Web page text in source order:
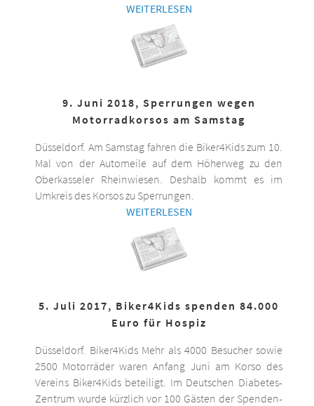
WEITERLESEN
9. Juni 2018, Sperrungen wegen
Motorradkorsos am Samstag
Düsseldorf. Am Samstag fahren die Biker4Kids zum 10.
Mal von der Automeile auf dem Höherweg zu den
Oberkasseler Rheinwiesen. Deshalb kommt es im
Umkreis des Korsos zu Sperrungen.
WEITERLESEN
5. Juli 2017, Biker4Kids spenden 84.000
Euro für Hospiz
Düsseldorf. Biker4Kids Mehr als 4000 Besucher sowie
2500 Motorräder waren Anfang Juni am Korso des
Vereins Biker4Kids beteiligt. Im Deutschen Diabetes-
Zentrum wurde kürzlich vor 100 Gästen der Spenden-